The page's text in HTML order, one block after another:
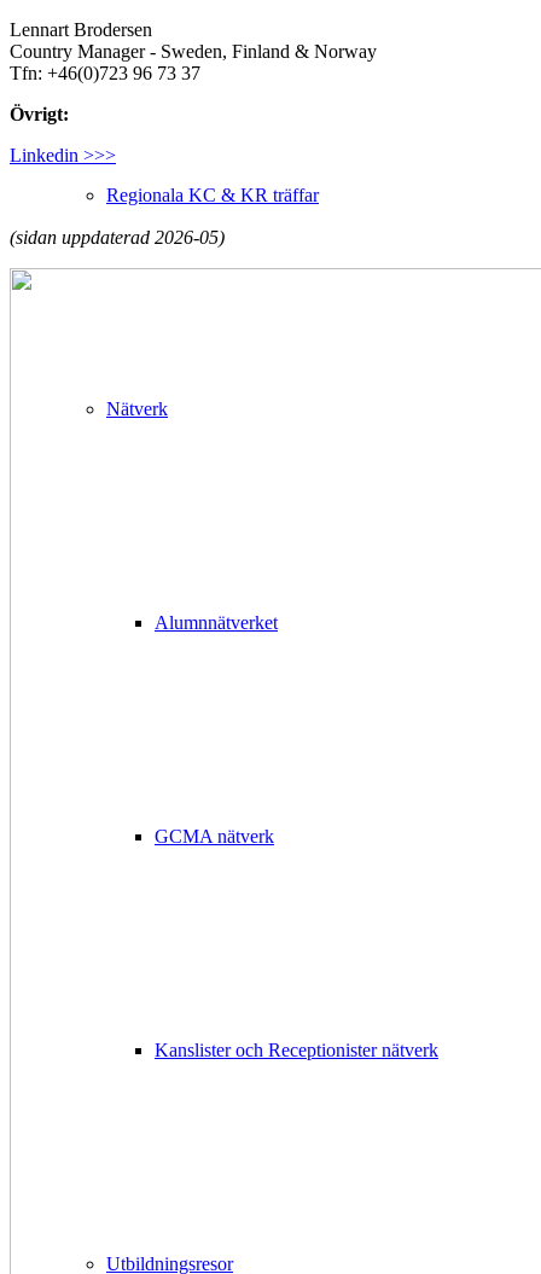
Regionala KC & KR träffar
Nätverk
Alumnnätverket
GCMA nätverk
Kanslister och Receptionister nätverk
Utbildningsresor
Lennart Brodersen​
Country Manager - Sweden, Finland & Norway
Tfn: +46(0)723 96 73 37
Övrigt:
Linkedin >>>
(sidan uppdaterad 2026-05)